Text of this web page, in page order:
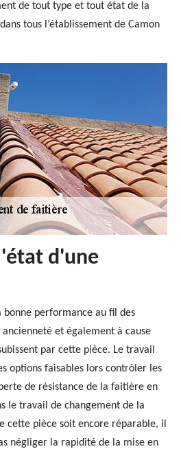
de tout type et tout état de la
tous l’établissement de Camon
d'une
performance au fil des
ancienneté et également à cause
par cette pièce. Le travail
options faisables lors contrôler les
de résistance de la faitière en
le travail de changement de la
cette pièce soit encore réparable, il
négliger la rapidité de la mise en